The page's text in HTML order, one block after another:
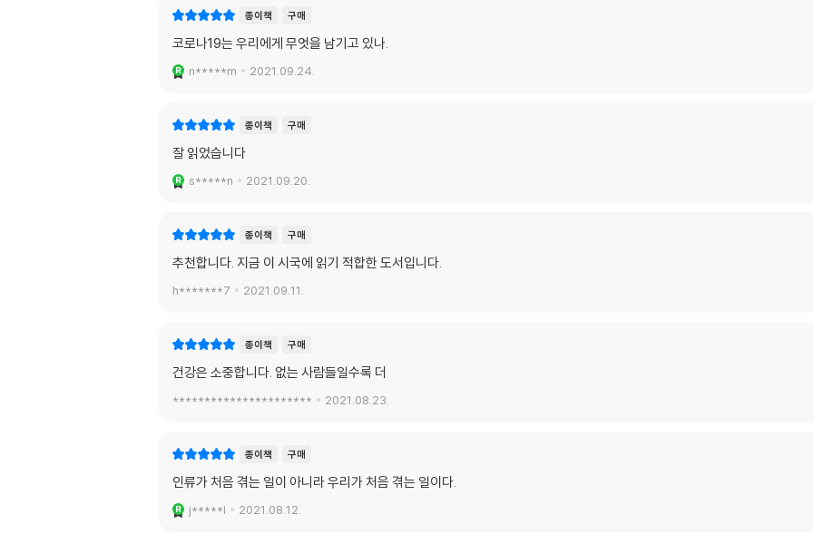
종이책 구매
코로나19는 우리에게 무엇을 남기고 있나.
n*****m 2021.09.24.
종이책 구매
잘 읽었습니다
s*****n 2021.09.20.
종이책 구매
추천합니다. 지금 이 시국에 읽기 적합한 도서입니다.
h*******7 2021.09.11.
종이책 구매
건강은 소중합니다. 없는 사람들일수록 더
********************** 2021.08.23.
종이책 구매
인류가 처음 겪는 일이 아니라 우리가 처음 겪는 일이다.
j*****l 2021.08.12.